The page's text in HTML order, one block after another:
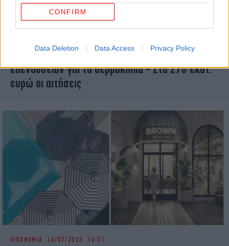
CONFIRM
Data Deletion Data Access Privacy Policy
Σχοινάς: Κάλυψη όλων των επιλέξιμων
επενδύσεων για τα θερμοκήπια - Στα 270 εκατ.
ευρώ οι αιτήσεις
ΟΙΚΟΝΟΜΙΑ 16/07/2026 16:51